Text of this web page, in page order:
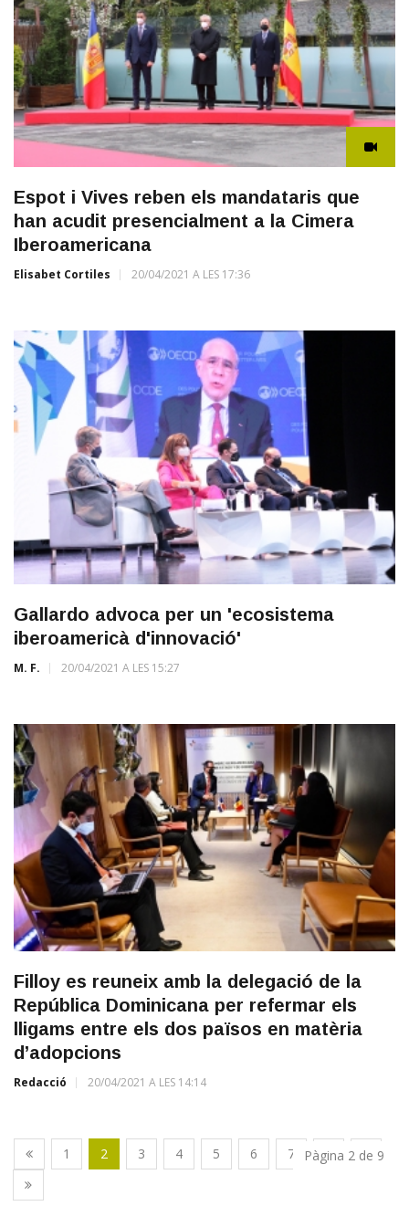
Espot i Vives reben els mandataris que
han acudit presencialment a la Cimera
Iberoamericana
Elisabet Cortiles 20/04/2021 A LES 17:36
Gallardo advoca per un 'ecosistema
iberoamericà d'innovació'
M. F. 20/04/2021 A LES 15:27
Filloy es reuneix amb la delegació de la
República Dominicana per refermar els
lligams entre els dos països en matèria
d’adopcions
Redacció 20/04/2021 A LES 14:14
1 2 3 4 5 6 7 8 9
Pàgina 2 de 9